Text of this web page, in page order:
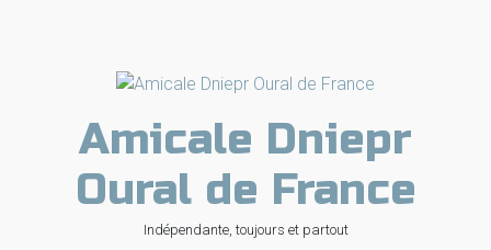
Amicale Dniepr
Oural de France
Indépendante, toujours et partout